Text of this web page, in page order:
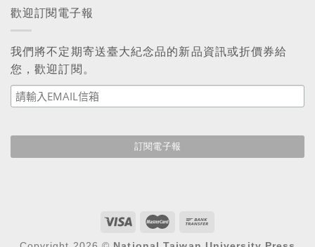
歡迎訂閱電子報
我們將不定期寄送臺大紀念品的新品資訊或折價券給
您，歡迎訂閱。